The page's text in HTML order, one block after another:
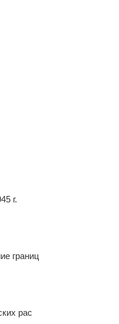
г.
границ
рас